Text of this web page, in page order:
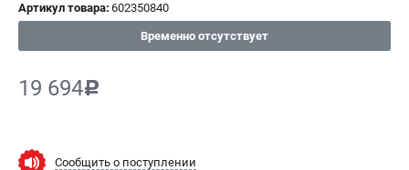
СРАВНЕНИЕ ( 0 )
Артикул товара: 602350840
Временно отсутствует
19 694c
Сообщить о поступлении